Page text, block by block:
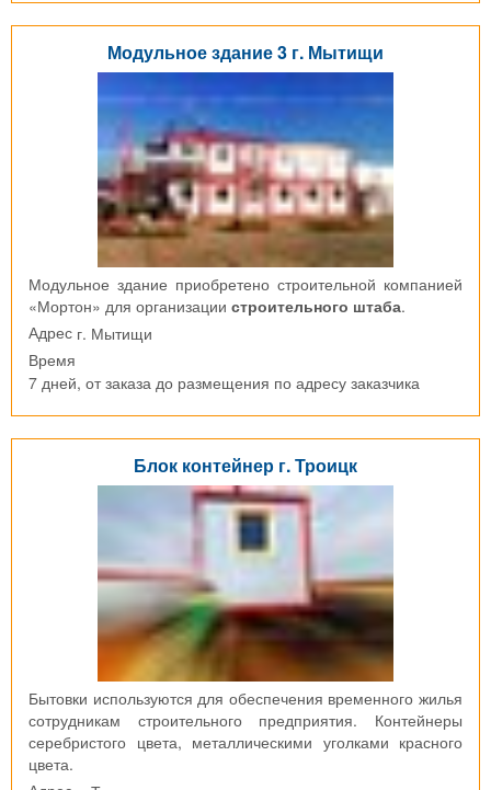
Модульное здание 3 г. Мытищи
Модульное здание приобретено строительной компанией
«Мортон» для организации строительного штаба.
Адрес г. Мытищи
Время
7 дней, от заказа до размещения по адресу заказчика
Блок контейнер г. Троицк
Бытовки используются для обеспечения временного жилья
сотрудникам строительного предприятия. Контейнеры
серебристого цвета, металлическими уголками красного
цвета.